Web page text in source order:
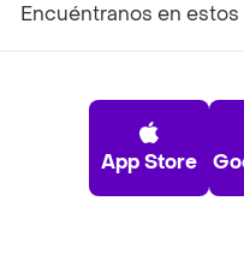
Encuéntranos en estos
App Store